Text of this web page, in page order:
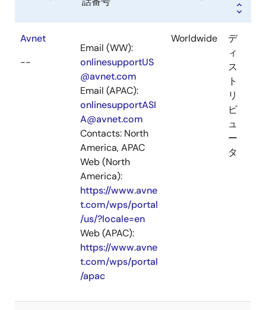
Avnet
--
Email (WW):
onlinesupportUS
@avnet.com
Email (APAC):
onlinesupportASI
A@avnet.com
Contacts: North
America, APAC
Web (North
America):
https://www.avne
t.com/wps/portal
/us/?locale=en
Web (APAC):
https://www.avne
t.com/wps/portal
/apac
Worldwide
デ
ィ
ス
ト
リ
ビ
ュ
ー
タ